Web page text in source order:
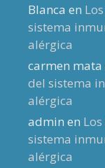
Blanca en
sistema
alérgica
carmen mata
del sistema
alérgica
admin en
sistema
alérgica